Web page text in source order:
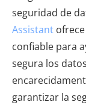
seguridad de
Assistant
confiable para
segura los
garantizar la